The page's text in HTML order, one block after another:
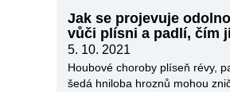
Jak se projevuje
vůči plísni a padlí, čím
5. 10. 2021
Houbové choroby plíseň révy,
šedá hniloba hroznů mohou